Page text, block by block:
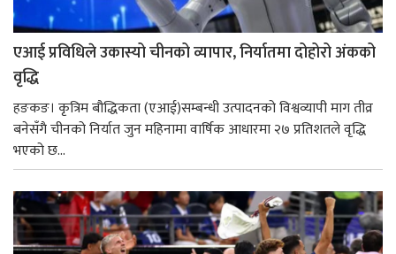
एआई प्रविधिले उकास्यो चीनको व्यापार, निर्यातमा दोहोरो अंकको
वृद्धि
हङकङ। कृत्रिम बौद्धिकता (एआई)सम्बन्धी उत्पादनको विश्वव्यापी माग तीव्र
बनेसँगै चीनको निर्यात जुन महिनामा वार्षिक आधारमा २७ प्रतिशतले वृद्धि
भएको छ...